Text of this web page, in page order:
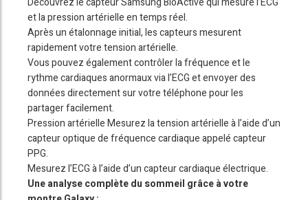
et la pression artérielle en temps réel.
Après un étalonnage initial, les capteurs mesurent
rapidement votre tension artérielle.
Vous pouvez également contrôler la fréquence et le
rythme cardiaques anormaux via l’ECG et envoyer des
données directement sur votre téléphone pour les
partager facilement.
Pression artérielle Mesurez la tension artérielle à l’aide d’un
capteur optique de fréquence cardiaque appelé capteur
PPG.
Mesurez l’ECG à l’aide d’un capteur cardiaque électrique.
Une analyse complète du sommeil grâce à votre